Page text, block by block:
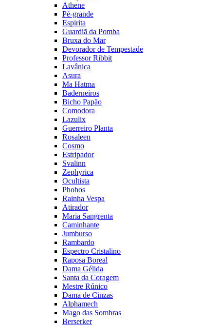
Athene
Pé-grande
Espirita
Guardiã da Pomba
Bruxa do Mar
Devorador de Tempestade
Professor Ribbit
Lavânica
Asura
Ma Hatma
Baderneiros
Bicho Papão
Comodora
Lazulix
Guerreiro Planta
Rosaleen
Cosmo
Estripador
Svalinn
Zephyrica
Ocultista
Phobos
Rainha Vespa
Atirador
Maria Sangrenta
Caminhante
Jumburso
Rambardo
Espectro Cristalino
Raposa Boreal
Dama Gélida
Santa da Coragem
Mestre Rúnico
Dama de Cinzas
Alphamech
Mago das Sombras
Berserker